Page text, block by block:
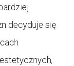
decyduje się